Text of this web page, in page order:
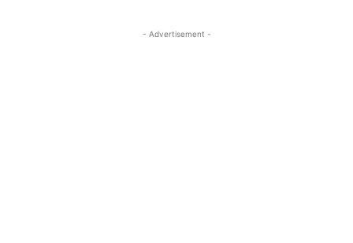
- Advertisement -